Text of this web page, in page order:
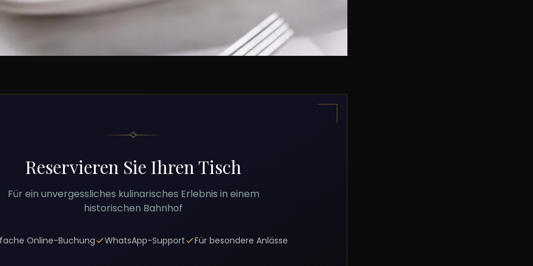
Reservieren Sie Ihren Tisch
Für ein unvergessliches kulinarisches Erlebnis in einem
historischen Bahnhof
Online-Buchung WhatsApp-Support Für besondere Anlässe